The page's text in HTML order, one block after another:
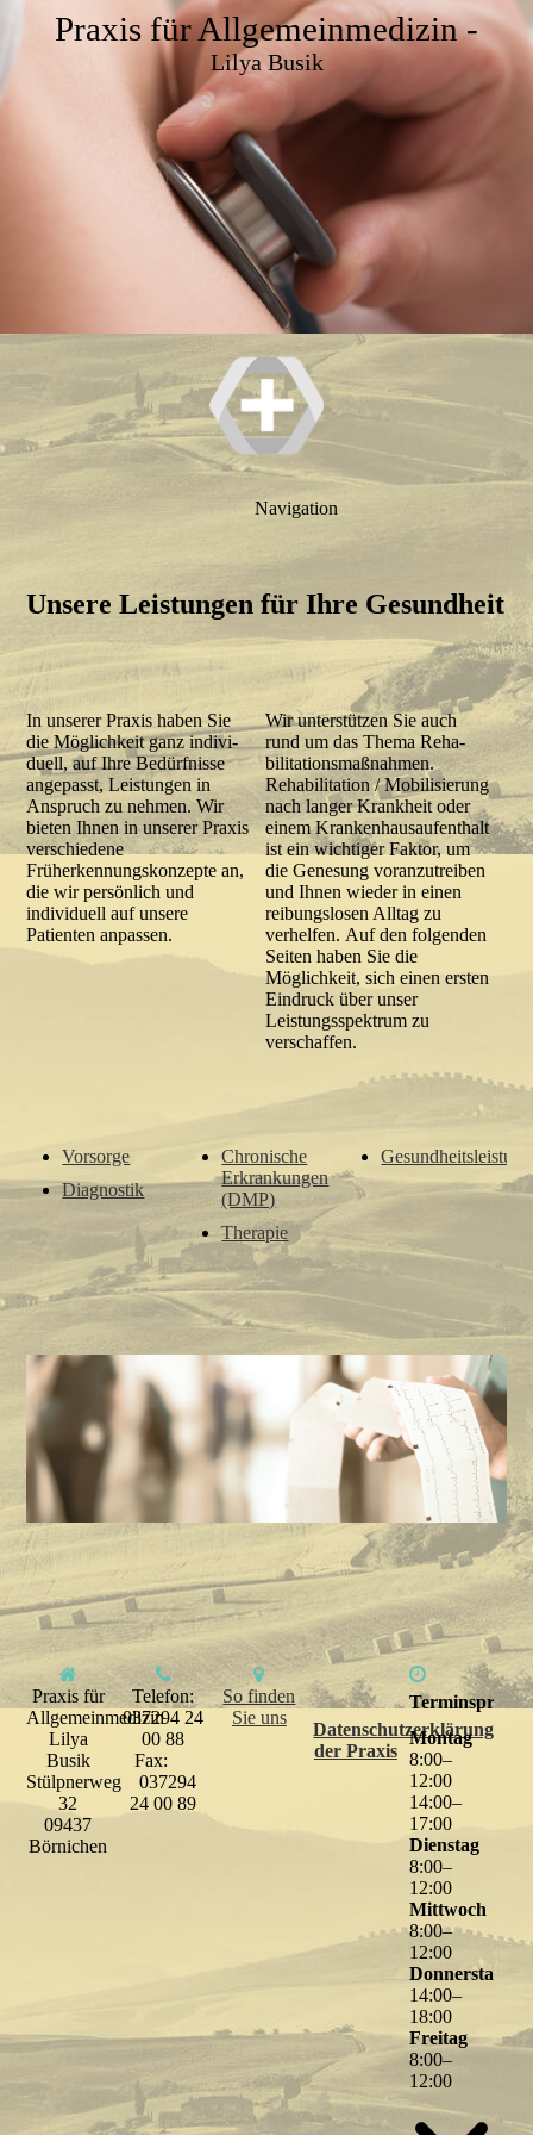
Praxis für Allgemeinmedizin -
Lilya Busik
Navigation
Unsere Leistungen für Ihre Gesundheit
In unserer Praxis haben Sie
die Möglichkeit ganz indi­vi­
duell, auf Ihre Bedürfnisse
angepasst, Leistungen in
Anspruch zu nehmen. Wir
bieten Ihnen in unserer Praxis
verschiedene
Früherkennungskonzepte an,
die wir per­sönlich und
individuell auf unsere
Patienten anpassen.
Wir unterstützen Sie auch
rund um das ThemaReha­
bilitations­maß­nahmen.
Rehabilitation / Mobilisierung
nach langer Krankheit oder
einem Krankenhausaufenthalt
ist ein wichtiger Faktor, um
die Genesung voranzutreiben
und Ihnen wieder in einen
reibungslosen Alltag zu
verhelfen. Auf den folgenden
Seiten haben Sie die
Möglichkeit, sich einen ersten
Eindruck über unser
Leistungsspektrum zu
verschaffen.
Vorsorge
Diagnostik
Chronische
Erkrankungen
(DMP)
Therapie
Praxis für
Allgemeinmedizin
Lilya
Busik
Stülpnerweg
32
09437
Börnichen
Telefon:
037294 24
00 88
Fax:
037294
24 00 89
So finden
Sie uns
Datenschutzerklärung
der Praxis
Montag
8:00–
12:00
14:00–
17:00
Dienstag
8:00–
12:00
Mittwoch
8:00–
12:00
Donnerstag
14:00–
18:00
Freitag
8:00–
12:00